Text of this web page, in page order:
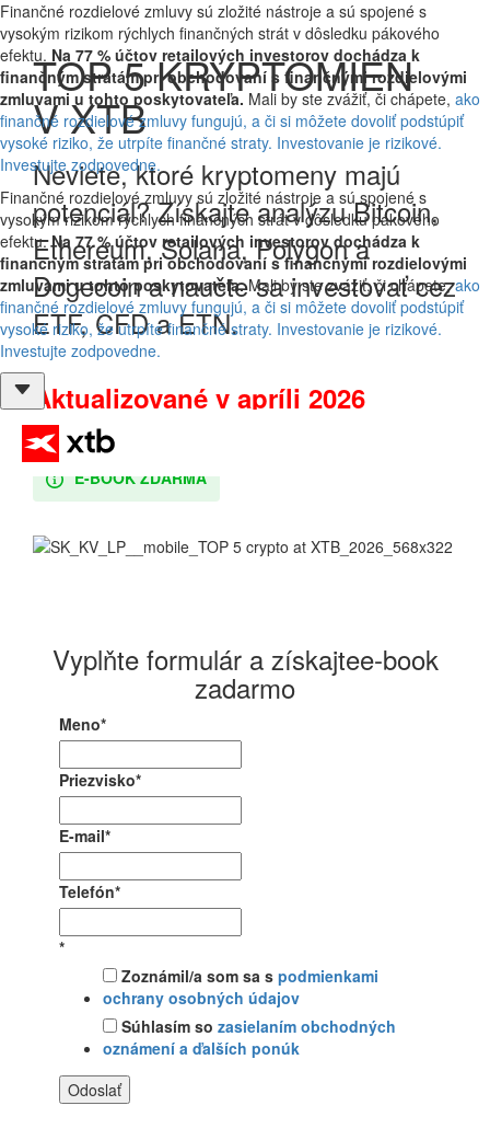
Finančné rozdielové zmluvy sú zložité nástroje a sú spojené s
vysokým rizikom rýchlych finančných strát v dôsledku pákového
efektu. Na 77 % účtov retailových investorov dochádza k
finančným stratám pri obchodovaní s finančnými rozdielovými
zmluvami u tohto poskytovateľa. Mali by ste zvážiť, či chápete, ako
finančné rozdielové zmluvy fungujú, a či si môžete dovoliť podstúpiť
vysoké riziko, že utrpíte finančné straty. Investovanie je rizikové.
Investujte zodpovedne.
Finančné rozdielové zmluvy sú zložité nástroje a sú spojené s
vysokým rizikom rýchlych finančných strát v dôsledku pákového
efektu.Na 77 % účtov retailových investorov dochádza k
finančným stratám pri obchodovaní s finančnými rozdielovými
zmluvami u tohto poskytovateľa.Mali by ste zvážiť, či chápete,ako
finančné rozdielové zmluvy fungujú, a či si môžete dovoliť podstúpiť
vysoké riziko, že utrpíte finančné straty. Investovanie je rizikové.
Investujte zodpovedne.
TOP 5 KRYPTOMIEN
V XTB
Neviete, ktoré kryptomeny majú
potenciál? Získajte analýzu Bitcoin,
Ethereum, Solana, Polygon a
Dogecoin a naučte sa investovať cez
ETF, CFD a ETN.
Aktualizované v apríli 2026
E-BOOK ZDARMA
Vyplňte formulár a získajtee-book
zadarmo
Meno*
Priezvisko*
E-mail*
Telefón*
*
Zoznámil/a som sa s podmienkami
ochrany osobných údajov
Súhlasím so zasielaním obchodných
oznámení a ďalších ponúk